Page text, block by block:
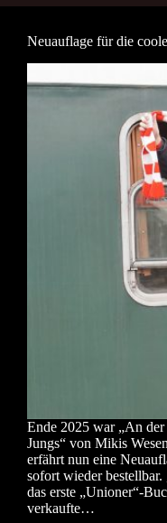
Neuauflage für die
Ende 2025 war „An
Jungs“ von Mikis
erfährt nun eine
sofort wieder
das erste „Unioner“-
verkaufte…